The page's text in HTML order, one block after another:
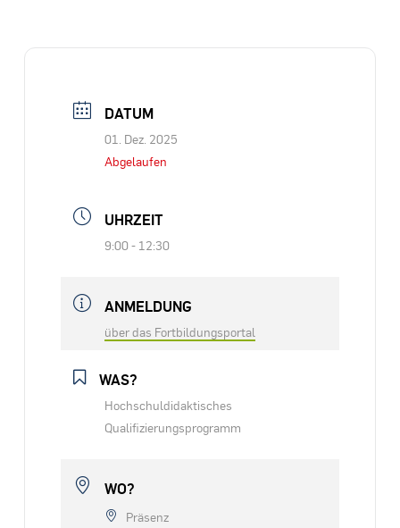
DATUM
01. Dez. 2025
Abgelaufen
UHRZEIT
9:00 - 12:30
ANMELDUNG
über das Fortbildungsportal
WAS?
Hochschuldidaktisches
Qualifizierungsprogramm
WO?
Präsenz